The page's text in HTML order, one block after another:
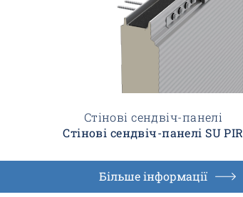
Стінові сендвіч-панелі
Стінові сендвіч-панелі SU PIR
Більше інформації